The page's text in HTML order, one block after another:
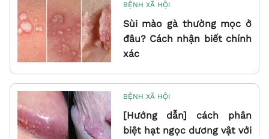
BỆNH XÃ HỘI
Sùi mào gà thường mọc ở
đâu? Cách nhận biết chính
xác
BỆNH XÃ HỘI
[Hướng dẫn] cách phân
biệt hạt ngọc dương vật với